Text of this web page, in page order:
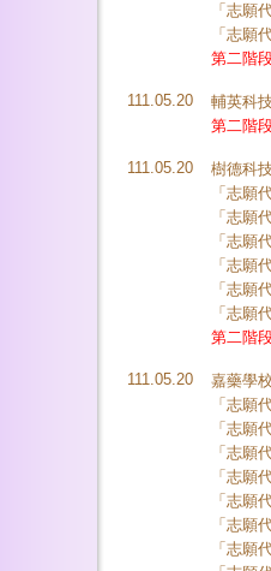
「志願
「志願
第二階
111.05.20 輔英科
第二階
111.05.20 樹德科
「志願
「志願
「志願
「志願
「志願
「志願
第二階
111.05.20 嘉藥學
「志願
「志願
「志願
「志願
「志願
「志願
「志願